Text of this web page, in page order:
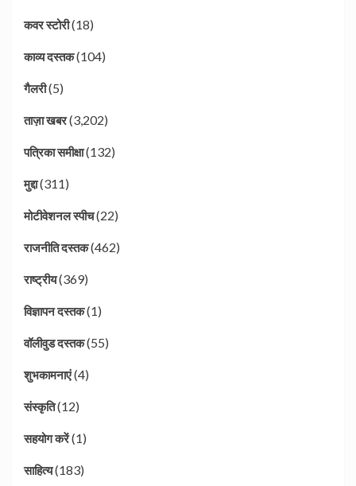
कवर स्टोरी(18)
काव्य दस्तक(104)
गैलरी(5)
ताज़ा खबर(3,202)
पत्रिका समीक्षा(132)
मुद्दा(311)
मोटीवेशनल स्पीच(22)
राजनीति दस्तक(462)
राष्ट्रीय(369)
विज्ञापन दस्तक(1)
वॉलीवुड दस्तक(55)
शुभकामनाएं(4)
संस्कृति(12)
सहयोग करें(1)
साहित्य(183)